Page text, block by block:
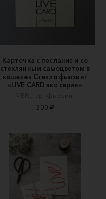
Карточка с послание и со
стеклянным самоцветом в
кошелёк Стекло фьюзинг
«LIVE CARD эко серия»
MERU арт фьюзинг
300 ₽